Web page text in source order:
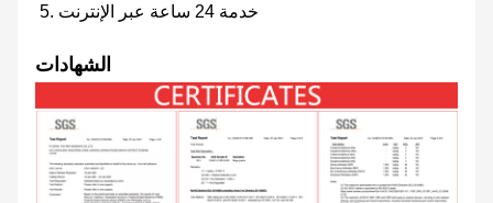
5. خدمة 24 ساعة عبر الإنترنت
الشهادات